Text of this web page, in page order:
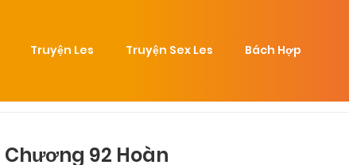
Truyện Les Truyện Sex Les Bách Hợp
Chương 92 Hoàn